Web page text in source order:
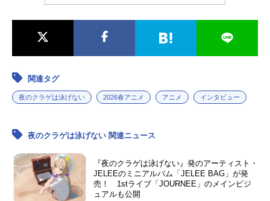
関連タグ
夜のクラゲは泳げない 2026春アニメ アニメ インタビュー
夜のクラゲは泳げない 関連ニュース
『夜のクラゲは泳げない』発のアーティスト・
JELEEのミニアルバム「JELEE BAG」が発
売！ 1stライブ「JOURNEE」のメインビジ
ュアルも公開